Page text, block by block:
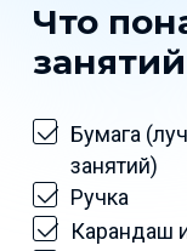
Что
занятий
Бумага
занятий)
Ручка
Карандаш